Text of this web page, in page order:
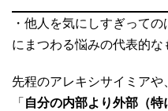
・他人を気にしすぎって
にまつわる悩みの代表的な
先程のアレキシサイミアや
「 自分の内部より外部（